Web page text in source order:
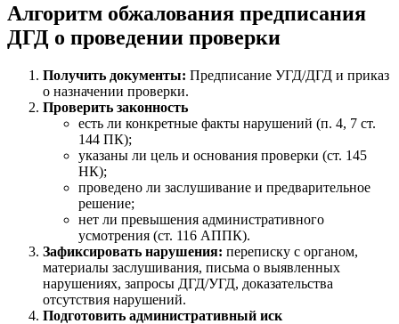
Алгоритм обжалования предписания
ДГД о проведении проверки
Получить документы: Предписание УГД/ДГД и приказ
о назначении проверки.
Проверить законность
есть ли конкретные факты нарушений (п. 4, 7 ст.
144 ПК);
указаны ли цель и основания проверки (ст. 145
НК);
проведено ли заслушивание и предварительное
решение;
нет ли превышения административного
усмотрения (ст. 116 АППК).
Зафиксировать нарушения: переписку с органом,
материалы заслушивания, письма о выявленных
нарушениях, запросы ДГД/УГД, доказательства
отсутствия нарушений.
Подготовить административный иск